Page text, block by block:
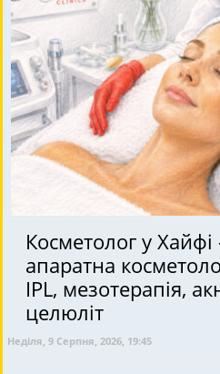
Косметолог у
апаратна
IPL, мезотерапія,
целюліт
Неділя, 9 Серпня, 2026, 19:45